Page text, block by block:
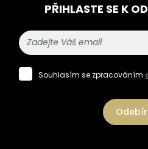
PŘIHLASTE SE K
Souhlasím se zpracováním